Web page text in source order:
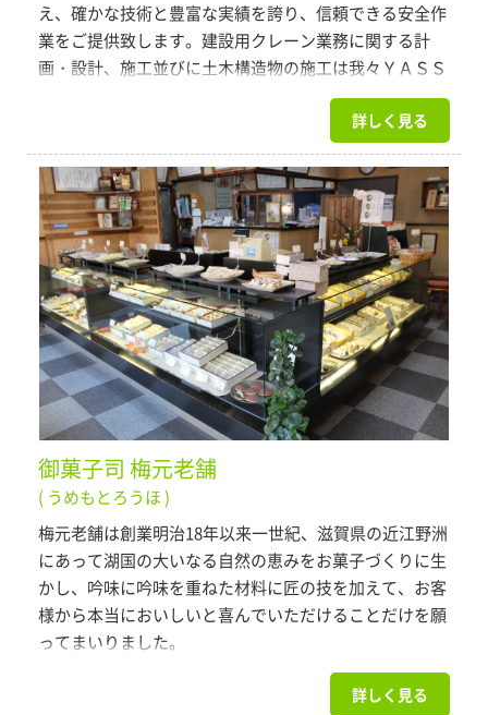
え、確かな技術と豊富な実績を誇り、信頼できる安全作
業をご提供致します。建設用クレーン業務に関する計
画・設計、施工並びに土木構造物の施工は我々ＹＡＳＳ
詳しく見る
御菓子司 梅元老舗
( うめもとろうほ )
梅元老舗は創業明治18年以来一世紀、滋賀県の近江野洲
にあって湖国の大いなる自然の恵みをお菓子づくりに生
かし、吟味に吟味を重ねた材料に匠の技を加えて、お客
様から本当においしいと喜んでいただけることだけを願
ってまいりました。
大人気のどら焼き近江富士の他にも季節の和菓子、銘菓
詳しく見る